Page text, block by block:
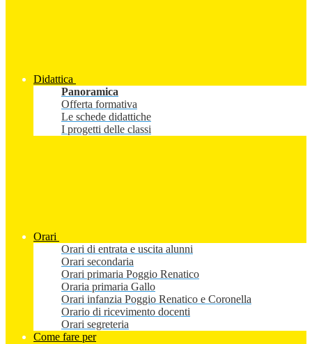
Didattica
Panoramica
Offerta formativa
Le schede didattiche
I progetti delle classi
Orari
Orari di entrata e uscita alunni
Orari secondaria
Orari primaria Poggio Renatico
Oraria primaria Gallo
Orari infanzia Poggio Renatico e Coronella
Orario di ricevimento docenti
Orari segreteria
Come fare per